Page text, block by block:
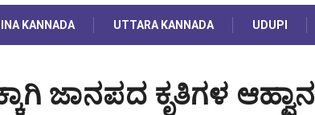
KANNADA UTTARA KANNADA UDUPI
ಜಾನಪದ ಕೃತಿಗಳ ಆಹ್ವಾನ